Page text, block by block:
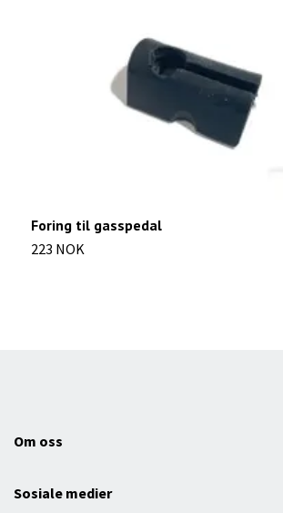
Foring til gasspedal
223 NOK
Om oss
Sosiale medier